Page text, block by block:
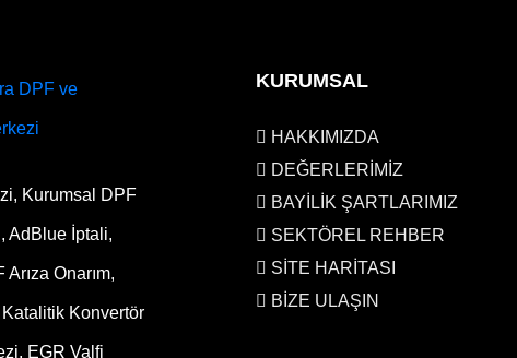
Kurumsal DPF
AdBlue İptali,
Onarım,
Konvertör
EGR Valfi
KURUMSAL
HAKKIMIZDA
DEĞERLERİMİZ
BAYİLİK ŞARTLARIMIZ
SEKTÖREL REHBER
SİTE HARİTASI
BİZE ULAŞIN